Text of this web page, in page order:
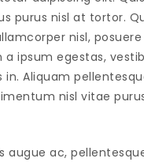
purus nisl at tortor.
nisl,
ipsum egestas,
Aliquam
nisl vitae
ac,